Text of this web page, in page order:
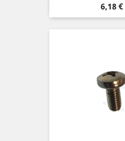
Prix
6,18 €